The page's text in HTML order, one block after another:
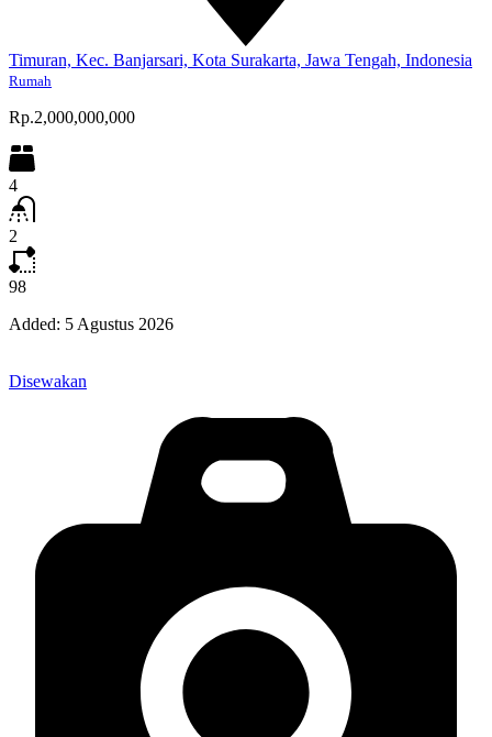
Timuran, Kec. Banjarsari, Kota Surakarta, Jawa Tengah, Indonesia
Rumah
Rp.2,000,000,000
4
2
98
Added: 5 Agustus 2026
Disewakan